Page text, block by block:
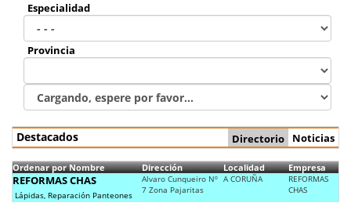
Especialidad
Provincia
Destacados Directorio Noticias
Ordenar por Nombre Dirección Localidad Empresa
REFORMAS CHAS
Lápidas, Reparación Panteones
Alvaro Cunqueiro Nº
7 Zona Pajaritas
A CORUÑA
REFORMAS
CHAS